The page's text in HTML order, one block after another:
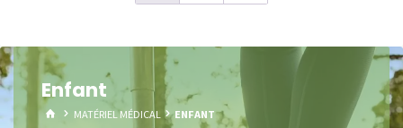
Enfant
HOMEMATÉRIEL MÉDICAL ENFANT